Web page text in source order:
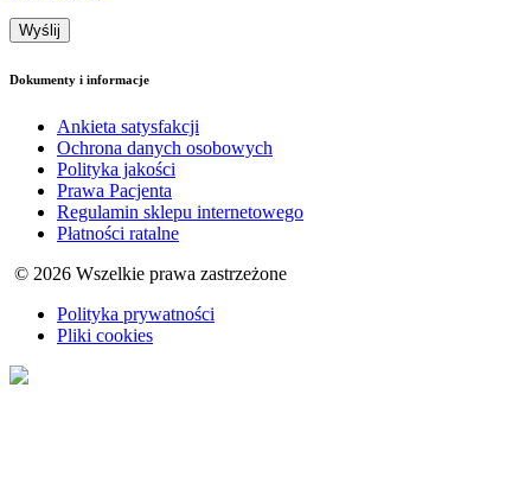
Dokumenty i informacje
Ankieta satysfakcji
Ochrona danych osobowych
Polityka jakości
Prawa Pacjenta
Regulamin sklepu internetowego
Płatności ratalne
© 2026 Wszelkie prawa zastrzeżone
Polityka prywatności
Pliki cookies